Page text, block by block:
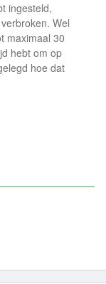
ingesteld,
Wel
maximaal 30
hebt om op
hoe dat